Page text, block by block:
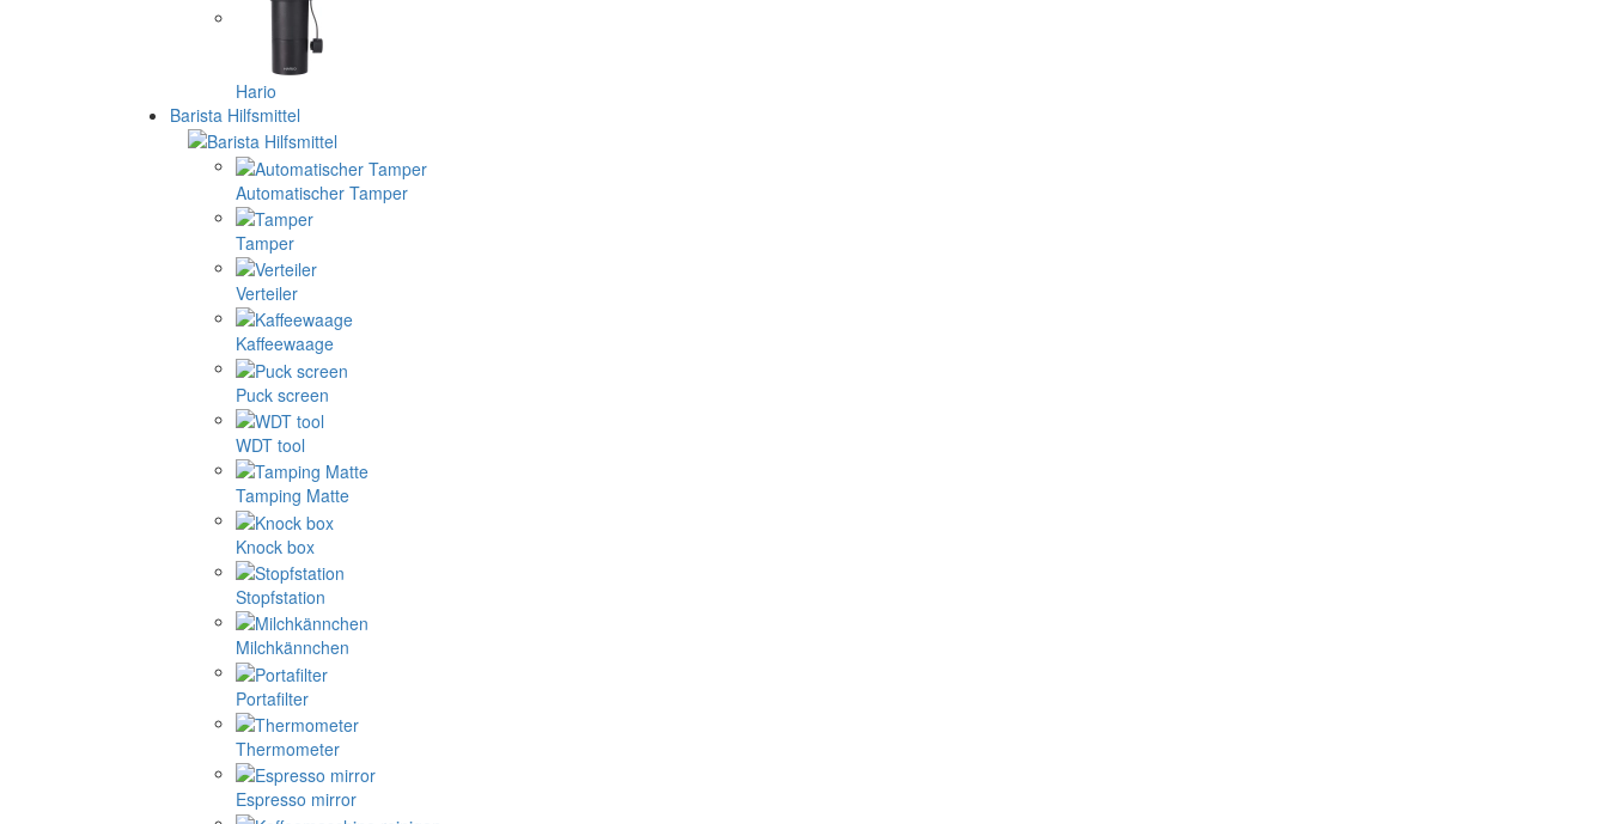
Hario
Barista Hilfsmittel
Automatischer Tamper
Tamper
Verteiler
Kaffeewaage
Puck screen
WDT tool
Tamping Matte
Knock box
Stopfstation
Milchkännchen
Portafilter
Thermometer
Espresso mirror